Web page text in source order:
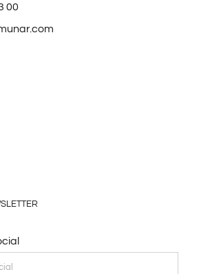
00